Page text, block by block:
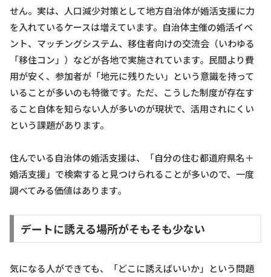
せん。実は、人口減少対策として地方自治体が婚活支援に力
を入れているケースは増えています。自治体主催の婚活イベ
ント、マッチングシステム、移住者向けの交流会（いわゆる
「移住コン」）などが各地で実施されています。民間より費
用が安く、参加者が「地元に残りたい」という意識を持って
いることが多いのも特徴です。ただ、こうした制度が存在す
ること自体を知らない人が多いのが現状で、活用されにくい
という課題があります。
住んでいる自治体の婚活支援は、「自分の住む都道府県名＋
婚活支援」で検索すると見つけられることが多いので、一度
調べてみる価値はあります。
デートに誘える場所がそもそも少ない
気になる人ができても、「どこに誘えばいいか」という問題